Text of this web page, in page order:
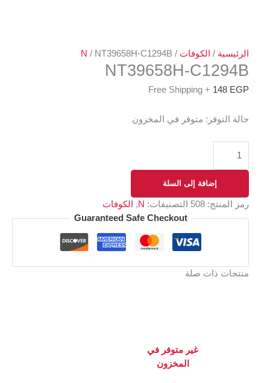
الرئيسية / الكوفات /
N / NT39658H-C1294B
NT39658H-C1294B
148 EGP
+ Free Shipping
حالة التوفر: متوفر في المخزون
إضافة إلى السلة
رمز المنتج: 508 التصنيفات: N
,
الكوفات
Guaranteed Safe Checkout
منتجات ذات صلة
غير متوفر في
المخزون